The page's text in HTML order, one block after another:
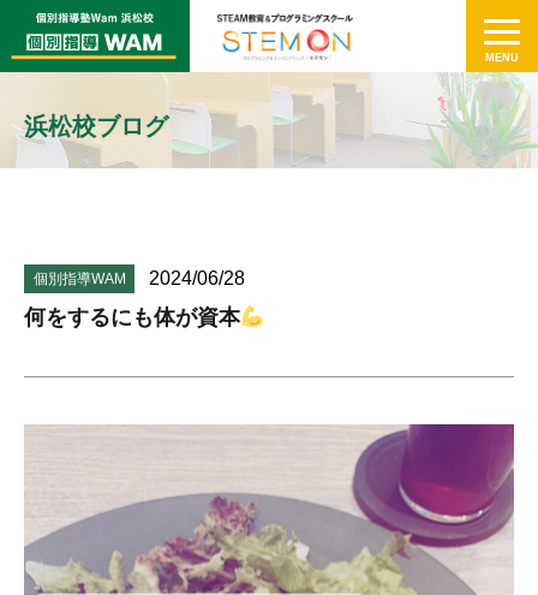
浜松校ブログ
個別指導WAM 2024/06/28
何をするにも体が資本